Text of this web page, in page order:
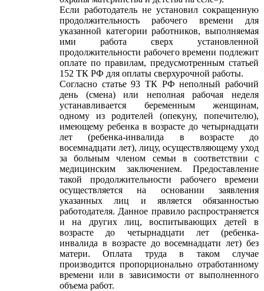
Если работодатель не установил сокращенную
продолжительность рабочего времени для
указанной категории работников, выполняемая
ими работа сверх установленной
продолжительности рабочего времени подлежит
оплате по правилам, предусмотренным статьей
152 ТК РФ для оплаты сверхурочной работы.
Согласно статье 93 ТК РФ неполный рабочий
день (смена) или неполная рабочая неделя
устанавливается беременным женщинам,
одному из родителей (опекуну, попечителю),
имеющему ребенка в возрасте до четырнадцати
лет (ребенка-инвалида в возрасте до
восемнадцати лет), лицу, осуществляющему уход
за больным членом семьи в соответствии с
медицинским заключением. Предоставление
такой продолжительности рабочего времени
осуществляется на основании заявления
указанных лиц и является обязанностью
работодателя. Данное правило распространяется
и на других лиц, воспитывающих детей в
возрасте до четырнадцати лет (ребенка-
инвалида в возрасте до восемнадцати лет) без
матери. Оплата труда в таком случае
производится пропорционально отработанному
времени или в зависимости от выполненного
объема работ.